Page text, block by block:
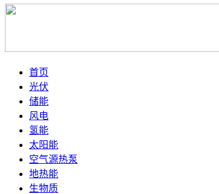
首页
光伏
储能
风电
氢能
太阳能
空气源热泵
地热能
生物质